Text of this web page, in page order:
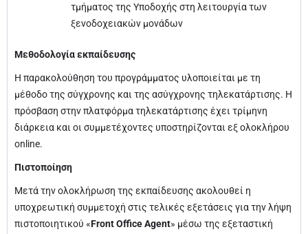
τμήματος της Υποδοχής στη λειτουργία των
ξενοδοχειακών μονάδων
Μεθοδολογία εκπαίδευσης
Η παρακολούθηση του προγράμματος υλοποιείται με τη
μέθοδο της σύγχρονης και της ασύγχρονης τηλεκατάρτισης. Η
πρόσβαση στην πλατφόρμα τηλεκατάρτισης έχει τρίμηνη
διάρκεια και οι συμμετέχοντες υποστηρίζονται εξ ολοκλήρου
online.
Πιστοποίηση
Μετά την ολοκλήρωση της εκπαίδευσης ακολουθεί η
υποχρεωτική συμμετοχή στις τελικές εξετάσεις για την λήψη
πιστοποιητικού «Front Office Agent» μέσω της εξεταστική